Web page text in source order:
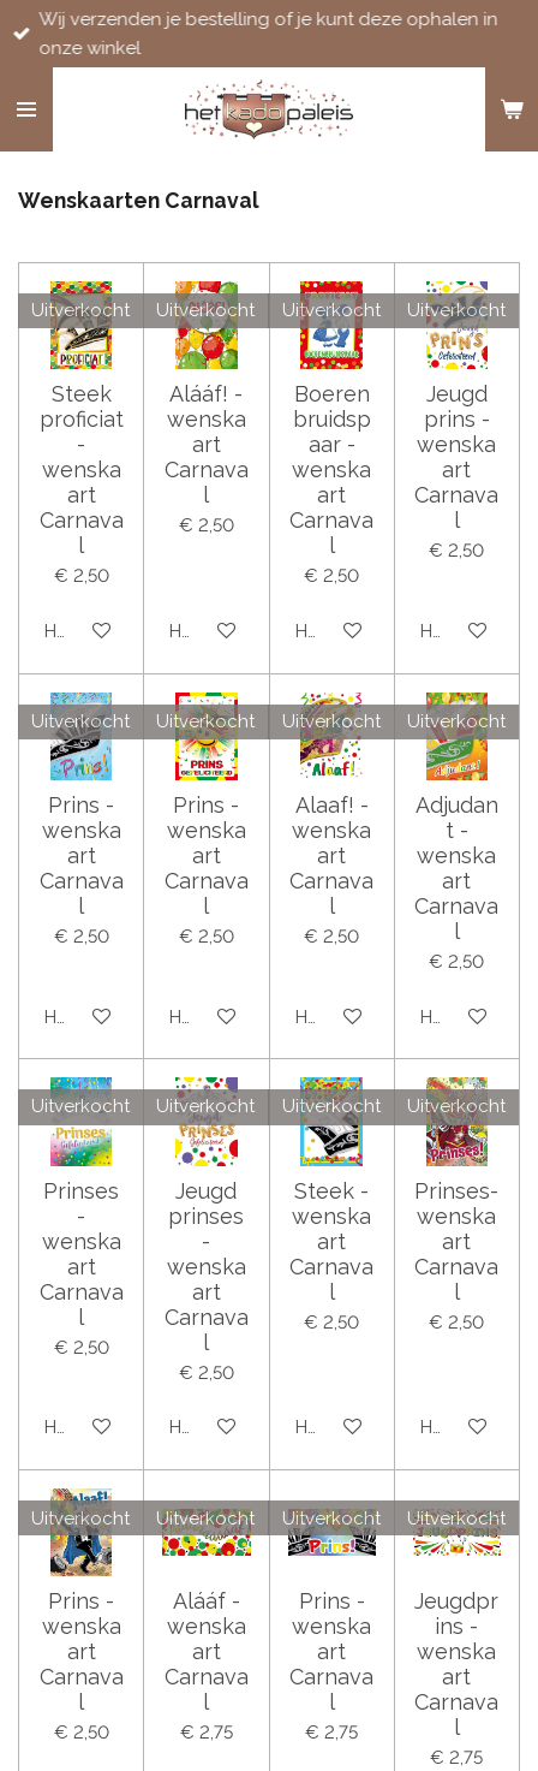
Ga
direct
de
Wij verzenden je bestelling of je kunt deze ophalen in
onze winkel
Wenskaarten Carnaval
Uitverkocht
Steek
proficiat
-
wenska
art
Carnava
l
€ 2,50
Houd mij op de hoogte
Uitverkocht
Alááf! -
wenska
art
Carnava
l
€ 2,50
Houd mij op de hoogte
Uitverkocht
Boeren
bruidsp
aar -
wenska
art
Carnava
l
€ 2,50
Houd mij op de hoogte
Uitverkocht
Jeugd
prins -
wenska
art
Carnava
l
€ 2,50
Houd mij op
Uitverkocht
Prins -
wenska
art
Carnava
l
€ 2,50
Houd mij op de hoogte
Uitverkocht
Prins -
wenska
art
Carnava
l
€ 2,50
Houd mij op de hoogte
Uitverkocht
Alaaf! -
wenska
art
Carnava
l
€ 2,50
Houd mij op de hoogte
Uitverkocht
Adjudan
t -
wenska
art
Carnava
l
€ 2,50
Houd mij op
Uitverkocht
Prinses
-
wenska
art
Carnava
l
€ 2,50
Houd mij op de hoogte
Uitverkocht
Jeugd
prinses
-
wenska
art
Carnava
l
€ 2,50
Houd mij op de hoogte
Uitverkocht
Steek -
wenska
art
Carnava
l
€ 2,50
Houd mij op de hoogte
Uitverkocht
Prinses-
wenska
art
Carnava
l
€ 2,50
Houd mij op
Uitverkocht
Prins -
wenska
art
Carnava
l
€ 2,50
Uitverkocht
Alááf -
wenska
art
Carnava
l
€ 2,75
Uitverkocht
Prins -
wenska
art
Carnava
l
€ 2,75
Uitverkocht
Jeugdpr
ins -
wenska
art
Carnava
l
€ 2,75